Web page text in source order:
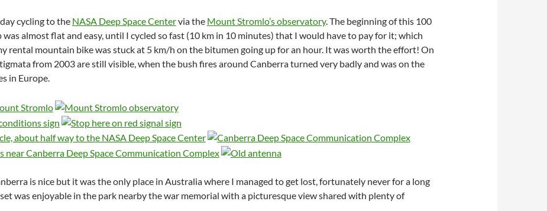
cycling to the NASA Deep Space Centervia the Mount Stromlo’s observatory. The beginning of this 100
almost flat and easy, until I cycled so fast (10 km in 10 minutes) that I would have to pay for it; which
rental mountain bike was stuck at 5 km/h on the bitumen going up for an hour. It was worth the effort! On
from 2003 are still visible, when the bush fires around Canberra turned very badly and was on the
in Europe.
is nice but it was the only place in Australia where I managed to get lost, fortunately never for a long
was enjoyable in the park nearby the war memorial with a picturesque view shared with plenty of